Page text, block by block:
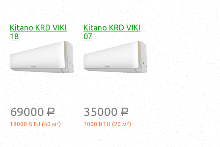
Kitano KRD VIKI
18
69000 a
18000 BTU (50 м²)
Kitano KRD VIKI
07
35000 a
7000 BTU (20 м²)